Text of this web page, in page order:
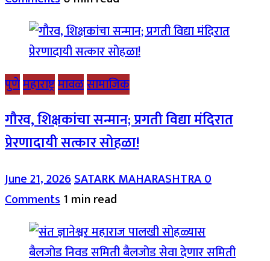
पुणेमहाराष्ट्रमावळसामाजिक
गौरव, शिक्षकांचा सन्मान; प्रगती विद्या मंदिरात
प्रेरणादायी सत्कार सोहळा!
June 21, 2026SATARK MAHARASHTRA0
Comments1 min read